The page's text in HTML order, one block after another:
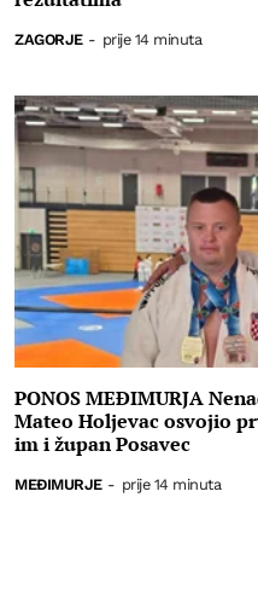
ZAGORJE - prije 14 minuta
PONOS MEĐIMURJA
Mateo Holjevac osvojio
im i župan Posavec
MEĐIMURJE - prije 14 minuta